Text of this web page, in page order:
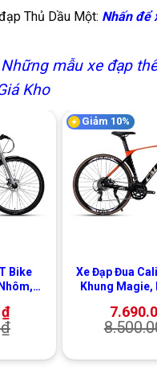
Thủ Dầu Một: Nhấn để
mẫuxe đạp
Kho
Bike
₫
₫
Giảm 10%
Xe Đạp Đua
Khung Magie,